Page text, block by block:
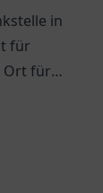
in
für
Ort für